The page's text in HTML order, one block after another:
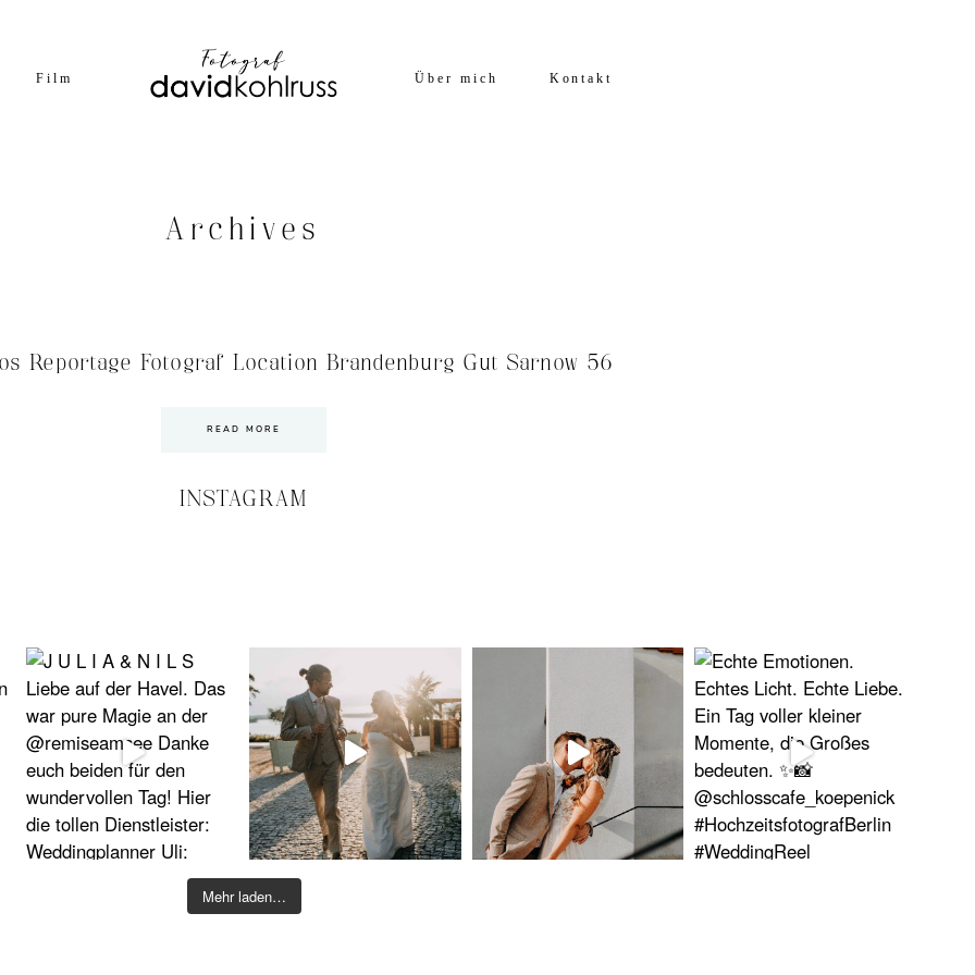
Film Über mich Kontakt
Archives
Reportage Fotograf Location Brandenburg Gut Sarnow 56
READ MORE
INSTAGRAM
Mehr laden…